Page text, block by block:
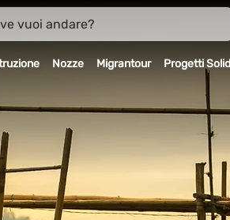
Nozze Migrantour Progetti